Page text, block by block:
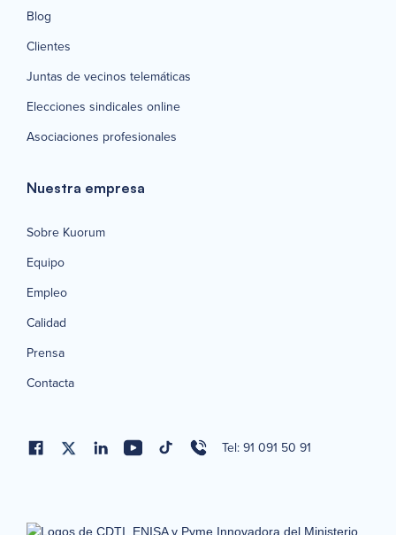
Blog
Clientes
Juntas de vecinos telemáticas
Elecciones sindicales online
Asociaciones profesionales
Nuestra empresa
Sobre Kuorum
Equipo
Empleo
Calidad
Prensa
Contacta
Tel: 91 091 50 91